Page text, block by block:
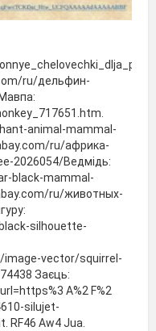
ru/дельфин-
animal-mammal-
ru/африка-
2026054/Ведмідь:
black-mammal-
ru/животных-
silhouette-
vector/squirrel-
Заєць:
A%2 F%2
silujet-
RF46 Aw4 Jua.